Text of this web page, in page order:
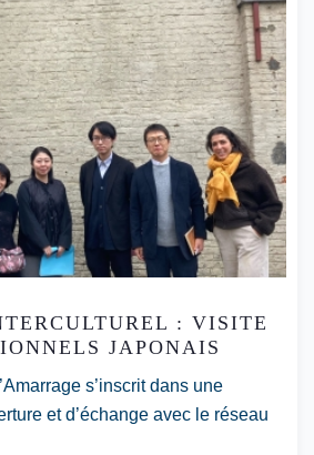
: VISITE
JAPONAIS
s’inscrit dans une
et d’échange avec le réseau